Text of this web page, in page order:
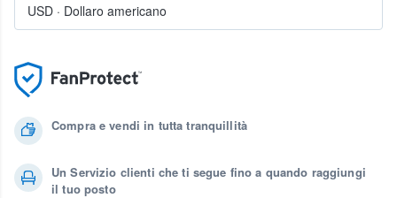
Compra e vendi in tutta tranquillità
Un Servizio clienti che ti segue fino a quando raggiungi
il tuo posto
USD · Dollaro americano